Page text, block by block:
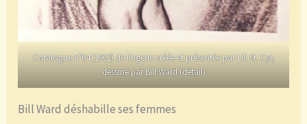
Catalogue n°64 (1962) de lingerie créée et présentée par Lili St. Cyr,
dessiné par Bill Ward (détail)
Bill Ward déshabille ses femmes